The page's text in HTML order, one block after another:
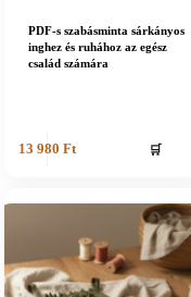
PDF-s szabásminta sárkányos
inghez és ruhához az egész
család számára
13 980 Ft 🛒